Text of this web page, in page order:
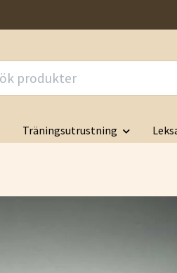
Träningsutrustning